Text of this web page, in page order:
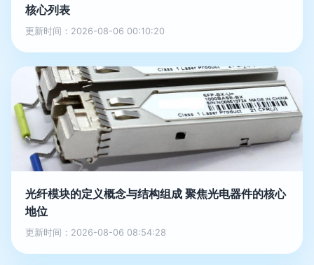
核心列表
更新时间：2026-08-06 00:10:20
光纤模块的定义概念与结构组成 聚焦光电器件的核心
地位
更新时间：2026-08-06 08:54:28